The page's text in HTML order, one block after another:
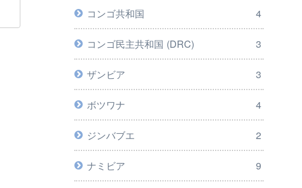
コンゴ共和国 4
コンゴ民主共和国 (DRC) 3
ザンビア 3
ボツワナ 4
ジンバブエ 2
ナミビア 9